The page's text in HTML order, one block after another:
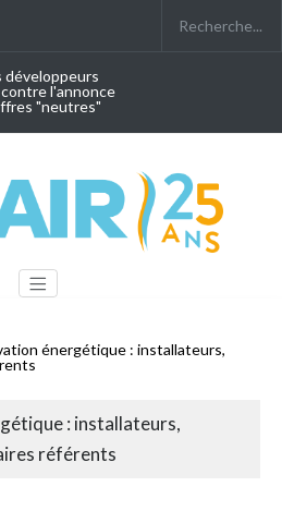
développeurs
l'annonce
"neutres"
énergétique : installateurs,
: installateurs,
référents